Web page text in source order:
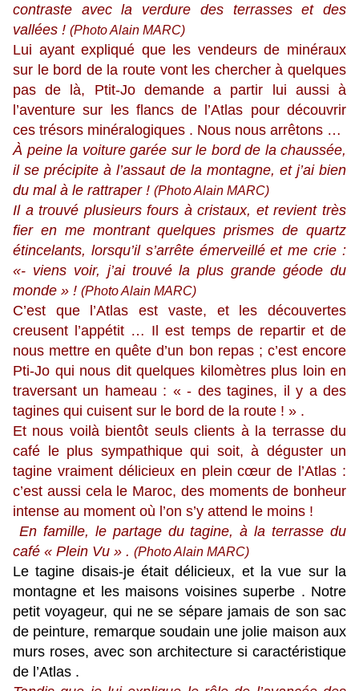
contraste avec la verdure des terrasses et des
vallées ! (Photo Alain MARC)
Lui ayant expliqué que les vendeurs de minéraux
sur le bord de la route vont les chercher à quelques
pas de là, Ptit-Jo demande a partir lui aussi à
l’aventure sur les flancs de l’Atlas pour découvrir
ces trésors minéralogiques . Nous nous arrêtons …
À peine la voiture garée sur le bord de la chaussée,
il se précipite à l’assaut de la montagne, et j’ai bien
du mal à le rattraper ! (Photo Alain MARC)
Il a trouvé plusieurs fours à cristaux, et revient très
fier en me montrant quelques prismes de quartz
étincelants, lorsqu’il s’arrête émerveillé et me crie :
«- viens voir, j’ai trouvé la plus grande géode du
monde » ! (Photo Alain MARC)
C’est que l’Atlas est vaste, et les découvertes
creusent l’appétit … Il est temps de repartir et de
nous mettre en quête d’un bon repas ; c’est encore
Pti-Jo qui nous dit quelques kilomètres plus loin en
traversant un hameau : « - des tagines, il y a des
tagines qui cuisent sur le bord de la route ! » .
Et nous voilà bientôt seuls clients à la terrasse du
café le plus sympathique qui soit, à déguster un
tagine vraiment délicieux en plein cœur de l’Atlas :
c’est aussi cela le Maroc, des moments de bonheur
intense au moment où l’on s’y attend le moins !
En famille, le partage du tagine, à la terrasse du
café « Plein Vu » . (Photo Alain MARC)
Le tagine disais-je était délicieux, et la vue sur la
montagne et les maisons voisines superbe . Notre
petit voyageur, qui ne se sépare jamais de son sac
de peinture, remarque soudain une jolie maison aux
murs roses, avec son architecture si caractéristique
de l’Atlas .